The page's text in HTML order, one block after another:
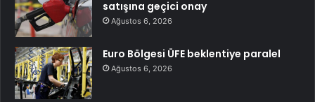
satışına geçici onay
Ağustos 6, 2026
Euro Bölgesi ÜFE beklentiye paralel
Ağustos 6, 2026